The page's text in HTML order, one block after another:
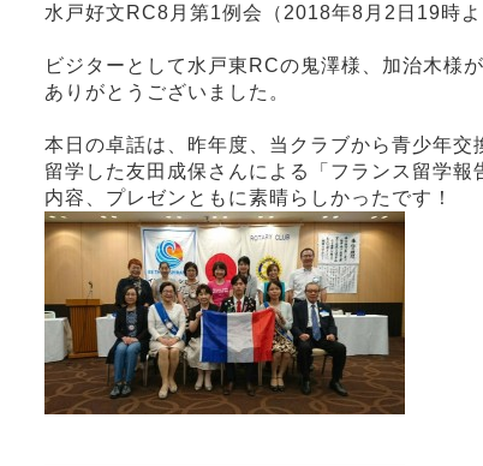
水戸好文RC8月第1例会（2018年8月2日19時よ
ビジターとして水戸東RCの鬼澤様、加治木様
ありがとうございました。
本日の卓話は、昨年度、当クラブから青少年交
留学した友田成保さんによる「フランス留学報
内容、プレゼンともに素晴らしかったです！